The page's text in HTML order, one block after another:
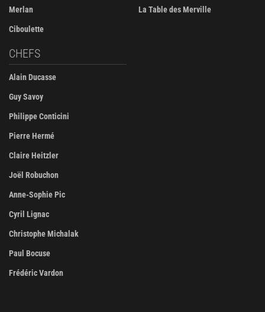
Merlan
Ciboulette
La Table des Merville
CHEFS
Alain Ducasse
Guy Savoy
Philippe Conticini
Pierre Hermé
Claire Heitzler
Joël Robuchon
Anne-Sophie Pic
Cyril Lignac
Christophe Michalak
Paul Bocuse
Frédéric Vardon